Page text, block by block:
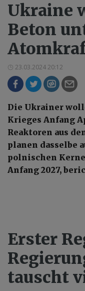
Ukraine
Beton
23.03.2024 20:12
Die Ukrainer
Krieges Anfang
Reaktoren aus
planen dasselbe
polnischen
Anfang 2027,
Erster
tauscht